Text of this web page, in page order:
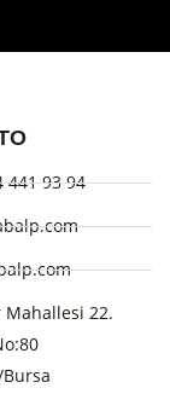
441 93 94
Mahallesi 22.